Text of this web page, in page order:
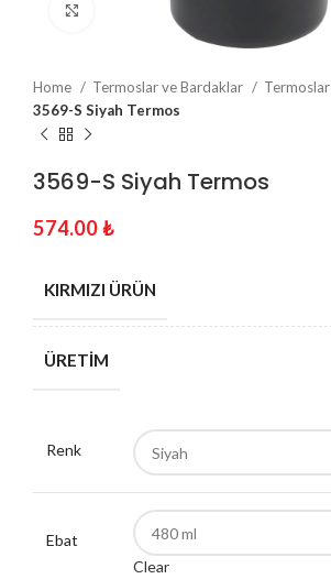
Click to enlarge
Home Termoslar ve Bardaklar
Termoslar
3569-S Siyah Termos
3569-S Siyah Termos
574.00₺
KIRMIZI ÜRÜN
ÜRETIM
Renk
Ebat
Clear